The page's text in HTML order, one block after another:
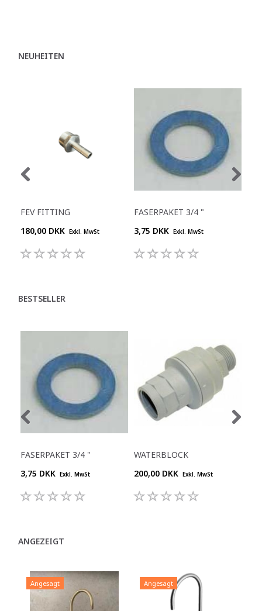
NEUHEITEN
FEV FITTING
180,00 DKK Exkl. MwSt
FASERPAKET 3/4 "
3,75 DKK Exkl. MwSt
BESTSELLER
FASERPAKET 3/4 "
3,75 DKK Exkl. MwSt
WATERBLOCK
200,00 DKK Exkl. MwSt
ANGEZEIGT
Angesagt Angesagt